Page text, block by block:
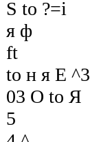
S to ?=i
я ф
ft
to н я Е ^3
03 О to Я
5